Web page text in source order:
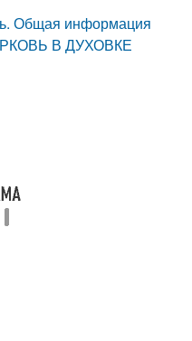
Общая информация
В ДУХОВКЕ